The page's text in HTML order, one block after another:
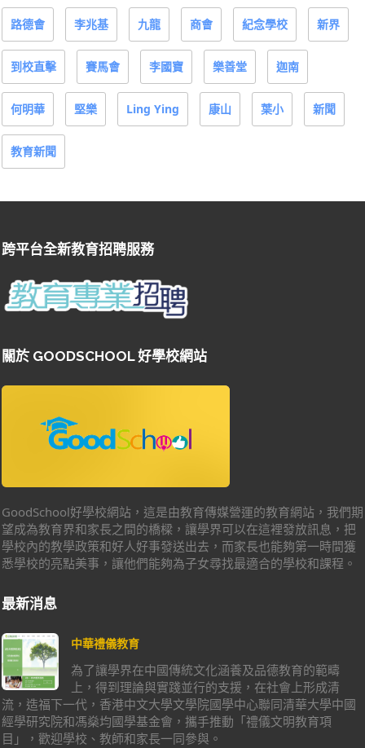
路德會 李兆基 九龍 商會 紀念學校 新界
到校直擊 賽馬會 李國寶 樂善堂 迦南
何明華 堅樂 Ling Ying 康山 葉小 新聞
教育新聞
跨平台全新教育招聘服務
關於 GOODSCHOOL 好學校網站
GoodSchool好學校網站，這是由教育傳媒營運的教育網站，我們期
望成為教育界和家長之間的橋樑，讓學界可以在這裡發放訊息，把
學校內的教學政策和好人好事發送出去，而家長也能夠第一時間獲
悉學校的亮點美事，讓他們能夠為子女尋找最適合的學校和課程。
最新消息
中華禮儀教育
為了讓學界在中國傳統文化涵養及品德教育的範疇
上，得到理論與實踐並行的支援，在社會上形成清
流，造福下一代，香港中文大學文學院國學中心聯同清華大學中國
經學研究院和馮燊均國學基金會，攜手推動「禮儀文明教育項
目」，歡迎學校、教師和家長一同參與。